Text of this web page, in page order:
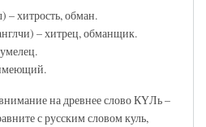
– хитрость, обман.
– хитрец, обманщик.
на древнее слово КҮЛь –
с русским словом куль,